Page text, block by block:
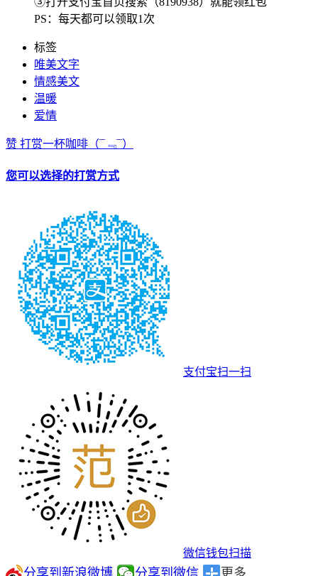
PS：每天都可以领取1次
标签
唯美文字
情感美文
温暖
爱情
赞 打赏一杯咖啡 （¯﹃¯）
您可以选择的打赏方式
支付宝扫一扫
微信钱包扫描